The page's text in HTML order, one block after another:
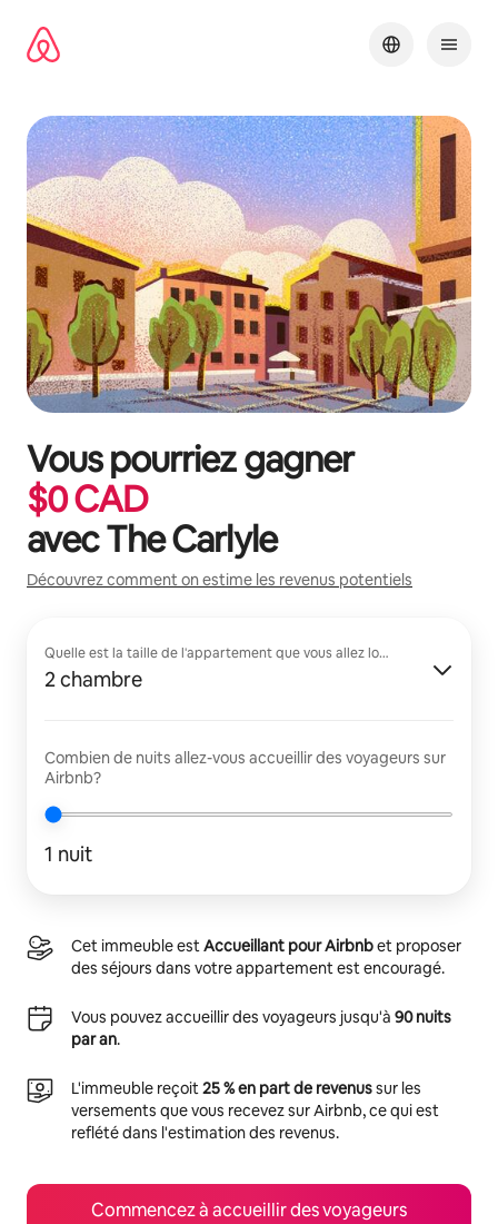
directement
Vous pourriez gagner
$0CAD
avecThe Carlyle
Découvrez comment on estime les revenus potentiels
Quelle est la taille de l'appartement que vous allez louer?
2 chambre
Combien de nuits allez-vous accueillir des voyageurs sur
Airbnb?
1 nuit
Cet immeuble estAccueillant pour Airbnbet proposer
des séjours dans votre appartement est encouragé.
Vous pouvez accueillir des voyageurs jusqu'à 90 nuits
par an.
L'immeuble reçoit25 % en part de revenussur les
versements que vous recevez sur Airbnb, ce qui est
reflété dans l'estimation des revenus.
Commencez à accueillir des voyageurs